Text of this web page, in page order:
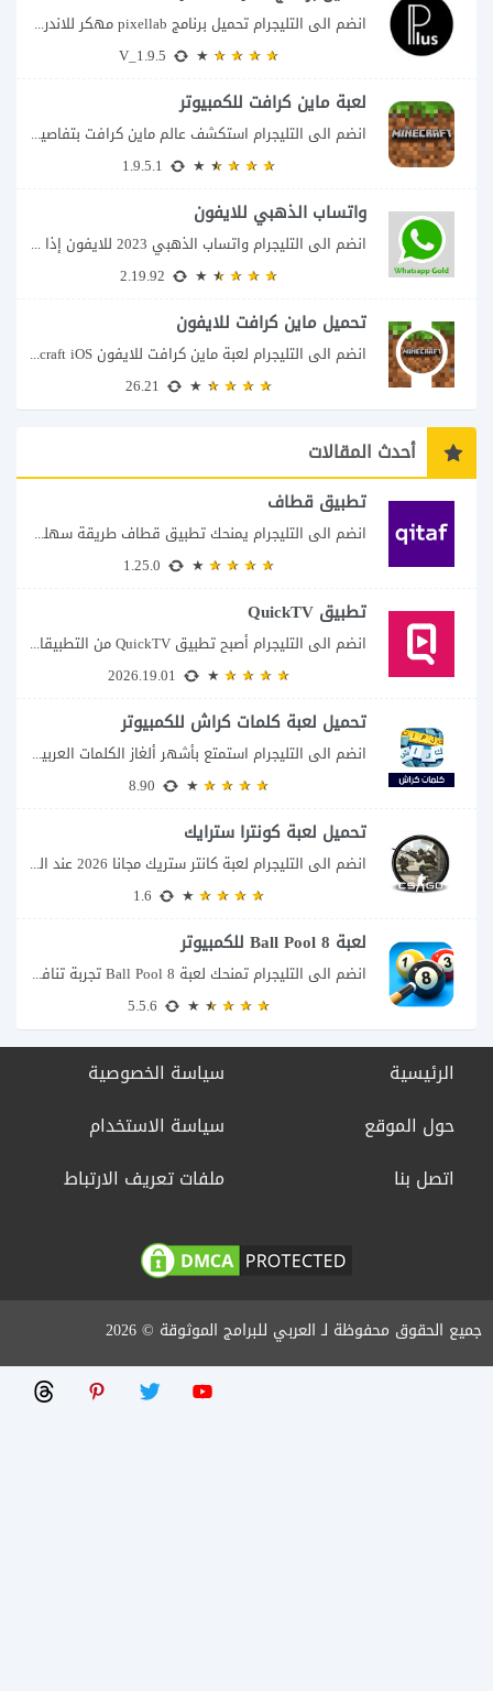
انضم الى التليجرام تحميل برنامج pixellab مهكر للاندرويد يعتبر تطبيق بيكسلاب من اشهر تطبيقات...
لعبة ماين كرافت للكمبيوتر
انضم الى التليجرام استكشف عالم ماين كرافت بتفاصيل مذهلة 🌟 هل أنت مستعد لمغامرة...
واتساب الذهبي للايفون
انضم الى التليجرام واتساب الذهبي 2023 للايفون إذا كنت تبحث عن واتساب الذهبي للايفون...
تحميل ماين كرافت للايفون
انضم الى التليجرام لعبة ماين كرافت للايفون Minecraft iOS تُعد لعبة Minecraft واحدة من...
أحدث المقالات
تطبيق قطاف
انضم الى التليجرام يمنحك تطبيق قطاف طريقة سهلة لمتابعة نقاط المكافآت والاستفادة منها في...
تطبيق QuickTV
انضم الى التليجرام أصبح تطبيق QuickTV من التطبيقات التي تستهدف محبي المسلسلات السريعة، إذ...
تحميل لعبة كلمات كراش للكمبيوتر
انضم الى التليجرام استمتع بأشهر ألغاز الكلمات العربية على شاشة الكمبيوتر يتيح لك تحميل...
تحميل لعبة كونترا سترايك
انضم الى التليجرام لعبة كانتر ستريك مجانا 2026 عند البحث عن تحميل Counter-Strike للكمبيوتر...
لعبة 8 Ball Pool للكمبيوتر
انضم الى التليجرام تمنحك لعبة 8 Ball Pool تجربة تنافسية ممتعة تجمع بين دقة...
الرئيسية
حول الموقع
اتصل بنا
سياسة الخصوصية
سياسة الاستخدام
ملفات تعريف الارتباط
جميع الحقوق محفوظة لـ العربي للبرامج الموثوقة © 2026